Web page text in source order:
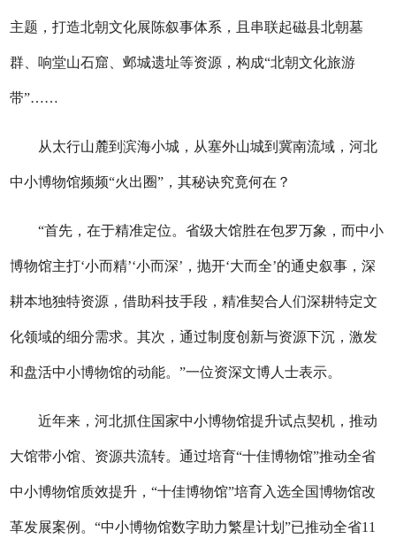
主题，打造北朝文化展陈叙事体系，且串联起磁县北朝墓
群、响堂山石窟、邺城遗址等资源，构成“北朝文化旅游
带”……
从太行山麓到滨海小城，从塞外山城到冀南流域，河北
中小博物馆频频“火出圈”，其秘诀究竟何在？
“首先，在于精准定位。省级大馆胜在包罗万象，而中小
博物馆主打‘小而精’‘小而深’，抛开‘大而全’的通史叙事，深
耕本地独特资源，借助科技手段，精准契合人们深耕特定文
化领域的细分需求。其次，通过制度创新与资源下沉，激发
和盘活中小博物馆的动能。”一位资深文博人士表示。
近年来，河北抓住国家中小博物馆提升试点契机，推动
大馆带小馆、资源共流转。通过培育“十佳博物馆”推动全省
中小博物馆质效提升，“十佳博物馆”培育入选全国博物馆改
革发展案例。“中小博物馆数字助力繁星计划”已推动全省11